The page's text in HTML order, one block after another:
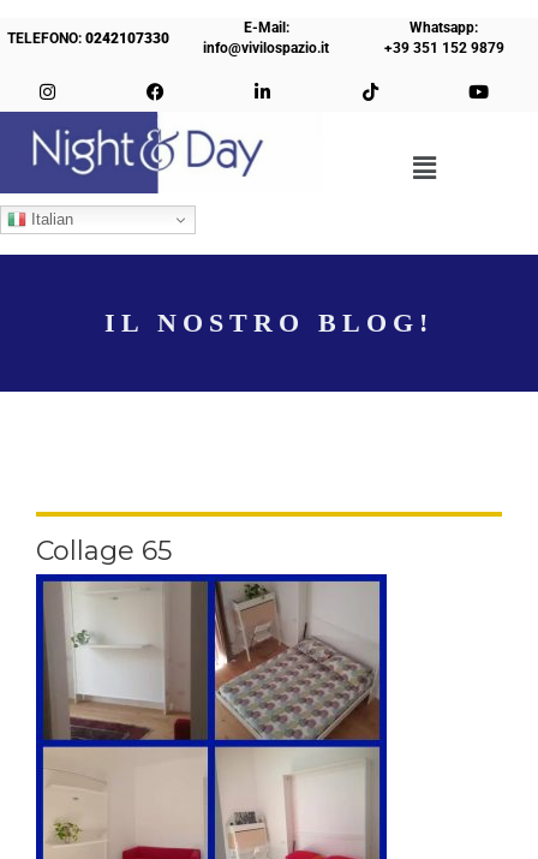
TELEFONO:0242107330
E-Mail:
info@vivilospazio.it
Whatsapp:
+39 351 152 9879
Italian
IL NOSTRO BLOG!
Collage 65